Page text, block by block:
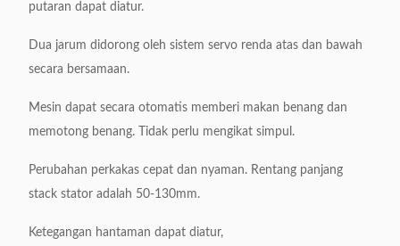
putaran dapat diatur.
Dua jarum didorong oleh sistem servo renda atas dan bawah
secara bersamaan.
Mesin dapat secara otomatis memberi makan benang dan
memotong benang.
Tidak perlu mengikat simpul.
Perubahan perkakas cepat dan nyaman. Rentang panjang
stack stator adalah 50-130mm.
Ketegangan hantaman dapat diatur,